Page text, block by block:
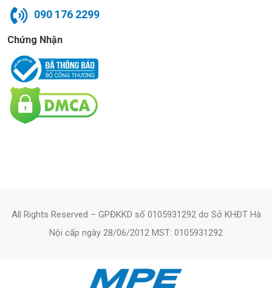
090 176 2299
Chứng Nhận
All Rights Reserved – GPĐKKD số 0105931292 do Sở KHĐT Hà
Nội cấp ngày 28/06/2012 MST: 0105931292